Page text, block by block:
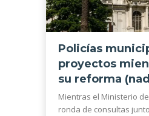
Policías
proyectos
su reforma
Mientras el Ministerio
ronda de consultas